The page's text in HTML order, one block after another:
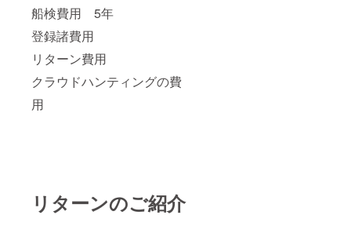
船検費用 5年
登録諸費用
リターン費用
クラウドハンティングの費
用
リターンのご紹介